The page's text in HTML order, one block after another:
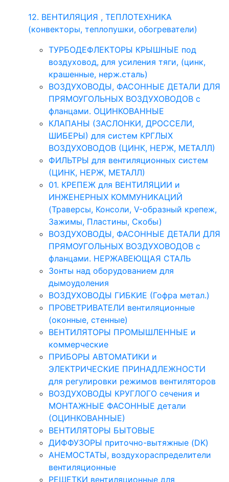
12. ВЕНТИЛЯЦИЯ , ТЕПЛОТЕХНИКА
(конвекторы, теплопушки, обогреватели)
ТУРБОДЕФЛЕКТОРЫ КРЫШНЫЕ под
воздуховод, для усиления тяги, (цинк,
крашенные, нерж.сталь)
ВОЗДУХОВОДЫ, ФАСОННЫЕ ДЕТАЛИ ДЛЯ
ПРЯМОУГОЛЬНЫХ ВОЗДУХОВОДОВ с
фланцами. ОЦИНКОВАННЫЕ
КЛАПАНЫ (ЗАСЛОНКИ, ДРОССЕЛИ,
ШИБЕРЫ) для систем КРГЛЫХ
ВОЗДУХОВОДОВ (ЦИНК, НЕРЖ, МЕТАЛЛ)
ФИЛЬТРЫ для вентиляционных систем
(ЦИНК, НЕРЖ, МЕТАЛЛ)
01. КРЕПЕЖ для ВЕНТИЛЯЦИИ и
ИНЖЕНЕРНЫХ КОММУНИКАЦИЙ
(Траверсы, Консоли, V-образный крепеж,
Зажимы, Пластины, Скобы)
ВОЗДУХОВОДЫ, ФАСОННЫЕ ДЕТАЛИ ДЛЯ
ПРЯМОУГОЛЬНЫХ ВОЗДУХОВОДОВ с
фланцами. НЕРЖАВЕЮЩАЯ СТАЛЬ
Зонты над оборудованием для
дымоудоления
ВОЗДУХОВОДЫ ГИБКИЕ (Гофра метал.)
ПРОВЕТРИВАТЕЛИ вентиляционные
(оконные, стенные)
ВЕНТИЛЯТОРЫ ПРОМЫШЛЕННЫЕ и
коммерческие
ПРИБОРЫ АВТОМАТИКИ и
ЭЛЕКТРИЧЕСКИЕ ПРИНАДЛЕЖНОСТИ
для регулировки режимов вентиляторов
ВОЗДУХОВОДЫ КРУГЛОГО сечения и
МОНТАЖНЫЕ ФАСОННЫЕ детали
(ОЦИНКОВАННЫЕ)
ВЕНТИЛЯТОРЫ БЫТОВЫЕ
ДИФФУЗОРЫ приточно-вытяжные (DK)
АНЕМОСТАТЫ, воздухораспределители
вентиляционные
РЕШЕТКИ вентиляционные для